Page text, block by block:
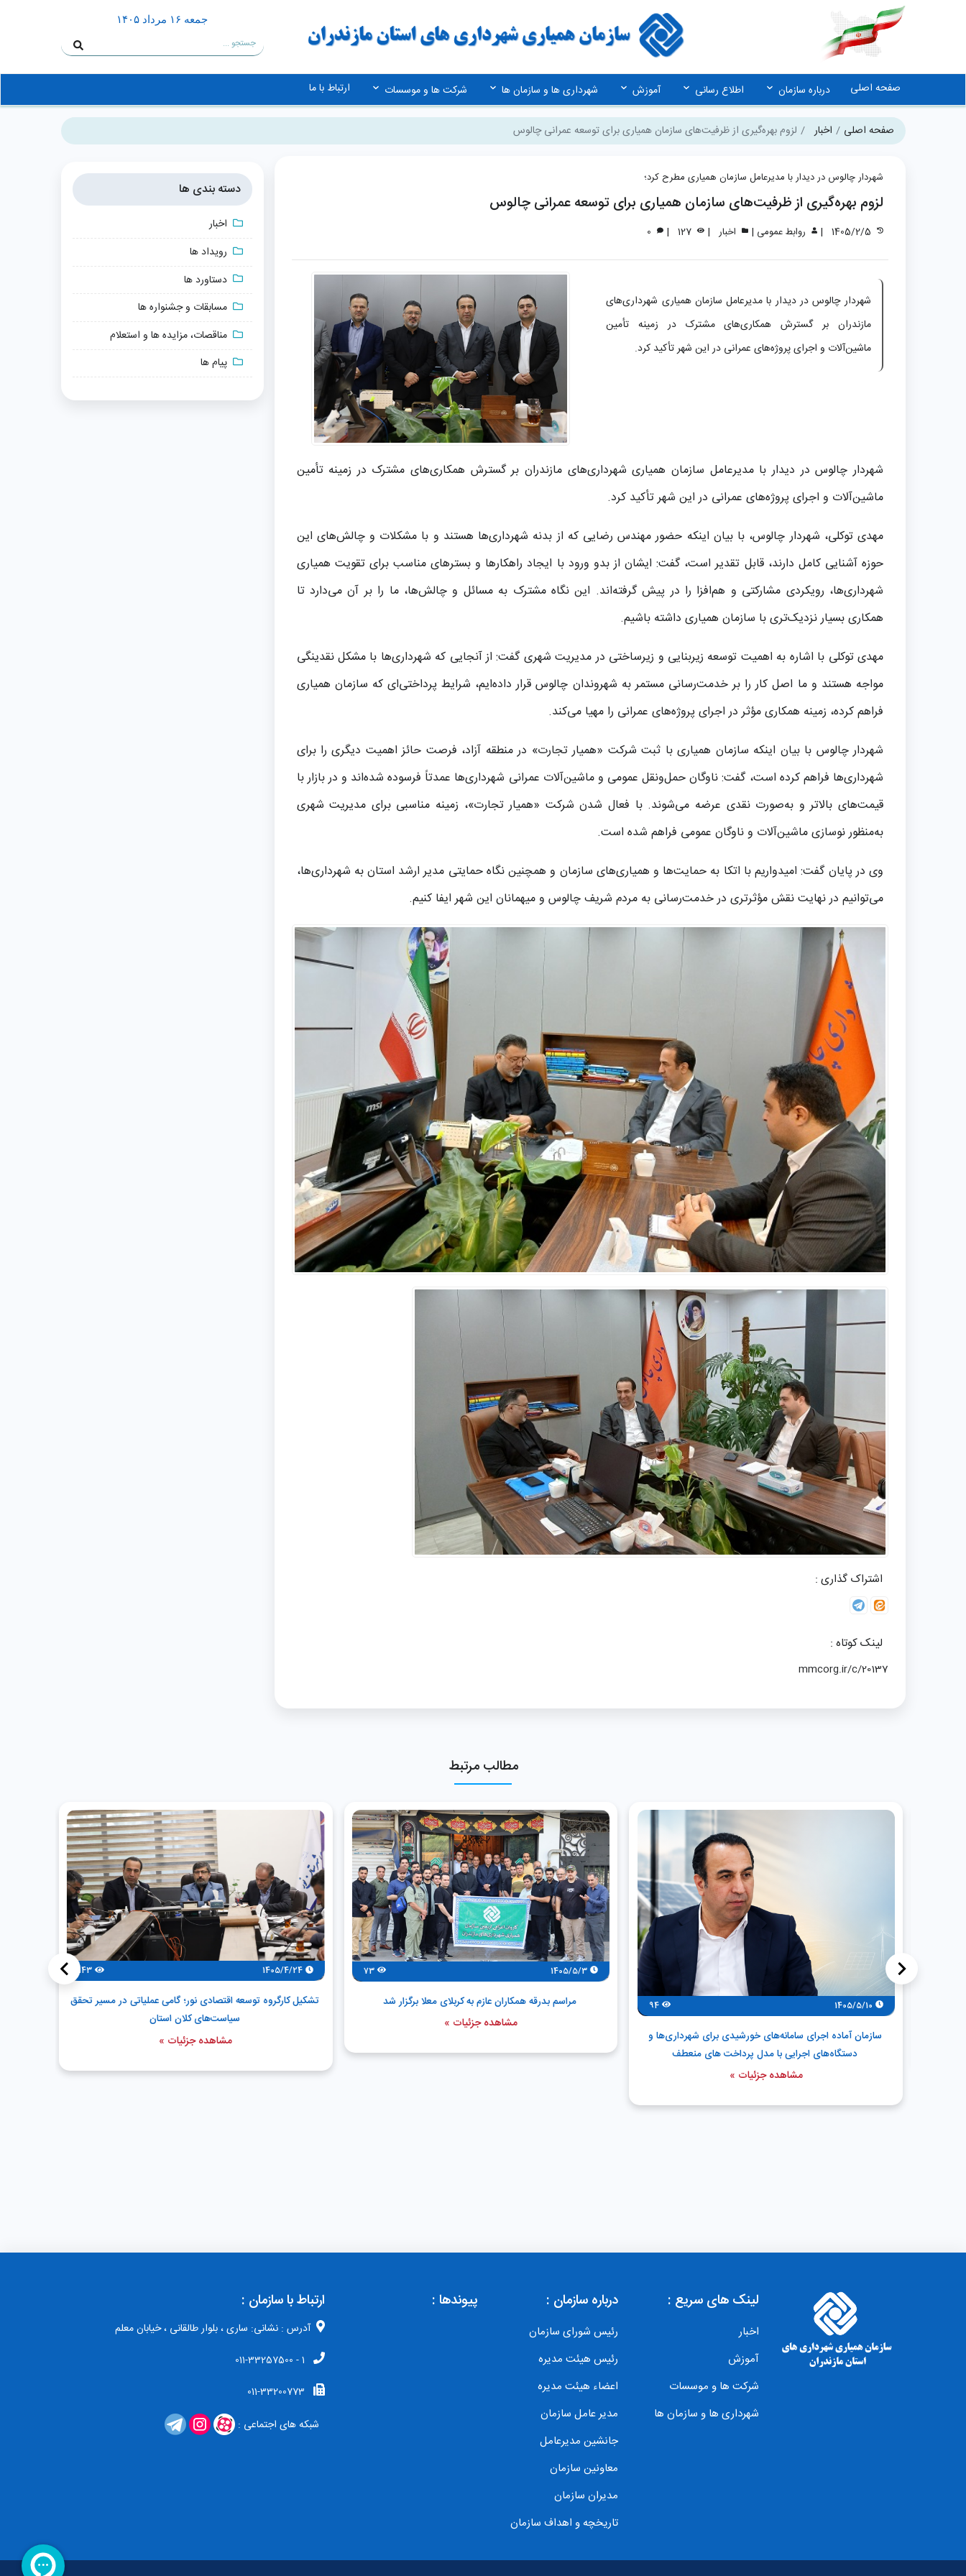
جمعه ۱۶ مرداد ۱۴۰۵
صفحه اصلی درباره سازمان اطلاع رسانی آموزش شهرداری ها و سازمان ها شرکت ها و موسسات ارتباط با ما
صفحه اصلی اخبار لزوم بهره‌گیری از ظرفیت‌های سازمان همیاری برای توسعه عمرانی چالوس
شهردار چالوس در دیدار با مدیرعامل سازمان همیاری مطرح کرد؛
لزوم بهره‌گیری از ظرفیت‌های سازمان همیاری برای توسعه عمرانی چالوس
| روابط عمومی | اخبار |
127
|
شهردار چالوس در دیدار با مدیرعامل سازمان همیاری شهرداری‌های
مازندران بر گسترش همکاری‌های مشترک در زمینه تأمین
ماشین‌آلات و اجرای پروژه‌های عمرانی در این شهر تأکید کرد.
شهردار چالوس در دیدار با مدیرعامل سازمان همیاری شهرداری‌های مازندران بر گسترش همکاری‌های مشترک در زمینه تأمین
ماشین‌آلات و اجرای پروژه‌های عمرانی در این شهر تأکید کرد.
مهدی توکلی، شهردار چالوس، با بیان اینکه حضور مهندس رضایی که از بدنه شهرداری‌ها هستند و با مشکلات و چالش‌های این
حوزه آشنایی کامل دارند، قابل تقدیر است، گفت: ایشان از بدو ورود با ایجاد راهکارها و بسترهای مناسب برای تقویت همیاری
شهرداری‌ها، رویکردی مشارکتی و هم‌افزا را در پیش گرفته‌اند. این نگاه مشترک به مسائل و چالش‌ها، ما را بر آن می‌دارد تا
همکاری بسیار نزدیک‌تری با سازمان همیاری داشته باشیم.
مهدی توکلی با اشاره به اهمیت توسعه زیربنایی و زیرساختی در مدیریت شهری گفت: از آنجایی که شهرداری‌ها با مشکل نقدینگی
مواجه هستند و ما اصل کار را بر خدمت‌رسانی مستمر به شهروندان چالوس قرار داده‌ایم، شرایط پرداختی‌ای که سازمان همیاری
فراهم کرده، زمینه همکاری مؤثر در اجرای پروژه‌های عمرانی را مهیا می‌کند.
شهردار چالوس با بیان اینکه سازمان همیاری با ثبت شرکت «همیار تجارت» در منطقه آزاد، فرصت حائز اهمیت دیگری را برای
شهرداری‌ها فراهم کرده است، گفت: ناوگان حمل‌ونقل عمومی و ماشین‌آلات عمرانی شهرداری‌ها عمدتاً فرسوده شده‌اند و در بازار با
قیمت‌های بالاتر و به‌صورت نقدی عرضه می‌شوند. با فعال شدن شرکت «همیار تجارت»، زمینه مناسبی برای مدیریت شهری
به‌منظور نوسازی ماشین‌آلات و ناوگان عمومی فراهم شده است.
وی در پایان گفت: امیدواریم با اتکا به حمایت‌ها و همیاری‌های سازمان و همچنین نگاه حمایتی مدیر ارشد استان به شهرداری‌ها،
می‌توانیم در نهایت نقش مؤثرتری در خدمت‌رسانی به مردم شریف چالوس و میهمانان این شهر ایفا کنیم.
اشتراک گذاری :
لینک کوتاه :
mmcorg.ir/c/20137
دسته بندی ها
اخبار
رویداد ها
دستاورد ها
مسابقات و جشنواره ها
مناقصات، مزایده ها و استعلام
پیام ها
مطالب مرتبط
1405/5/10
94
سازمان آماده اجرای سامانه‌های خورشیدی برای شهرداری‌ها و
دستگاه‌های اجرایی با مدل پرداخت های منعطف
مشاهده جزئیات »
1405/5/3
73
مراسم بدرقه همکاران عازم به کربلای معلا برگزار شد
مشاهده جزئیات »
1405/4/24
143
تشکیل کارگروه توسعه اقتصادی نور؛ گامی عملیاتی در مسیر تحقق
سیاست‌های کلان استان
مشاهده جزئیات »
<
>
درباره سازمان :
رئیس شورای سازمان
رئیس هیئت مدیره
اعضاء هیئت مدیره
مدیر عامل سازمان
جانشین مدیرعامل
معاونین سازمان
مدیران سازمان
تاریخچه و اهداف سازمان
لینک های سریع :
اخبار
آموزش
شرکت ها و موسسات
شهرداری ها و سازمان ها
پیوندها : ارتباط با سازمان :
آدرس : نشانی: ساری ، بلوار طالقانی ، خیابان معلم
1 - 011-33257500
011-33200773
شبکه های اجتماعی :